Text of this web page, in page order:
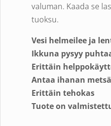
valuman. Kaada se
tuoksu.
Vesi helmeilee ja
Ikkuna pysyy
Erittäin
Antaa ihanan
Erittäin tehokas
Tuote on